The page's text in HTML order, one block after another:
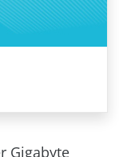
Gigabyte